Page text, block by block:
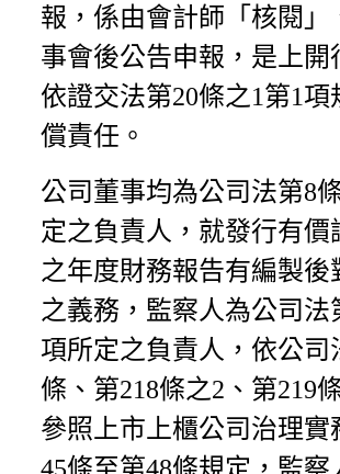
報，係由會計師「核閱」
事會後公告申報，是上開
依證交法第20條之1第1項
償責任。
公司董事均為公司法第8
定之負責人，就發行有價
之年度財務報告有編製後
之義務，監察人為公司法
項所定之負責人，依公司
條、第218條之2、第219
參照上市上櫃公司治理實